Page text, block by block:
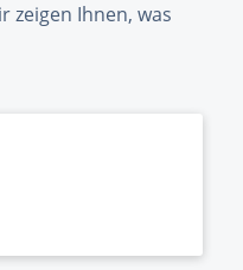
zeigen Ihnen, was